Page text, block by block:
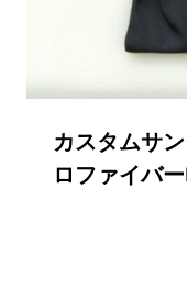
カスタムサ
ロファイバ